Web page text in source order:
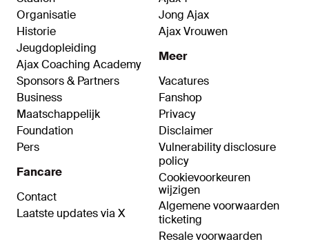
Organisatie
Historie
Jeugdopleiding
Ajax Coaching Academy
Sponsors & Partners
Business
Maatschappelijk
Foundation
Pers
Fancare
Contact
Laatste updates via X
Jong Ajax
Ajax Vrouwen
Meer
Vacatures
Fanshop
Privacy
Disclaimer
Vulnerability disclosure
policy
Cookievoorkeuren
wijzigen
Algemene voorwaarden
ticketing
Resale voorwaarden